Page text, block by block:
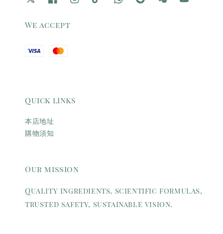
We accept
Quick links
本店地址
購物須知
Our mission
Quality ingredients, scientific formulas,
trusted safety, sustainable vision.